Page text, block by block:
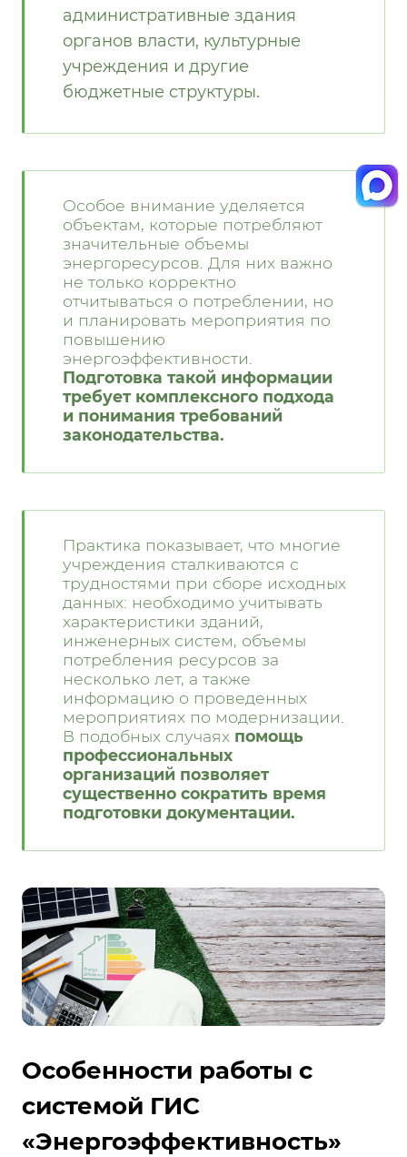
административные здания
органов власти, культурные
учреждения и другие
бюджетные структуры.
Особое внимание уделяется
объектам, которые потребляют
значительные объемы
энергоресурсов. Для них важно
не только корректно
отчитываться о потреблении, но
и планировать мероприятия по
повышению
энергоэффективности.
Подготовка такой информации
требует комплексного подхода
и понимания требований
законодательства.
Практика показывает, что многие
учреждения сталкиваются с
трудностями при сборе исходных
данных: необходимо учитывать
характеристики зданий,
инженерных систем, объемы
потребления ресурсов за
несколько лет, а также
информацию о проведенных
мероприятиях по модернизации.
В подобных случаях помощь
профессиональных
организаций позволяет
существенно сократить время
подготовки документации.
Особенности работы с
системой ГИС
«Энергоэффективность»